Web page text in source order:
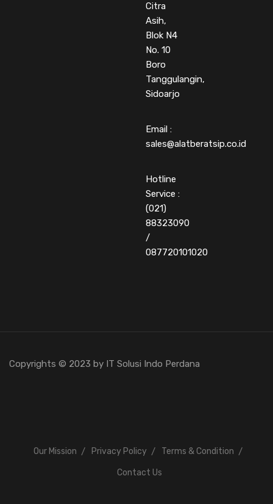
Citra
Asih,
Blok N4
No. 10
Boro
Tanggulangin,
Sidoarjo
Email :
sales@alatberatsip.co.id
Hotline
Service :
(021)
88323090
/
087720101020
Copyrights © 2023 by IT Solusi Indo Perdana
Our Mission Privacy Policy Terms & Condition
Contact Us